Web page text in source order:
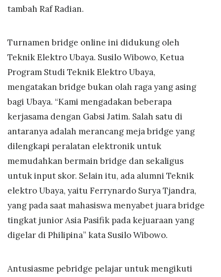
tambah Raf Radian.
Turnamen bridge online ini didukung oleh
Teknik Elektro Ubaya. Susilo Wibowo, Ketua
Program Studi Teknik Elektro Ubaya,
mengatakan bridge bukan olah raga yang asing
bagi Ubaya. “Kami mengadakan beberapa
kerjasama dengan Gabsi Jatim. Salah satu di
antaranya adalah merancang meja bridge yang
dilengkapi peralatan elektronik untuk
memudahkan bermain bridge dan sekaligus
untuk input skor. Selain itu, ada alumni Teknik
elektro Ubaya, yaitu Ferrynardo Surya Tjandra,
yang pada saat mahasiswa menyabet juara bridge
tingkat junior Asia Pasifik pada kejuaraan yang
digelar di Philipina” kata Susilo Wibowo.
Antusiasme pebridge pelajar untuk mengikuti